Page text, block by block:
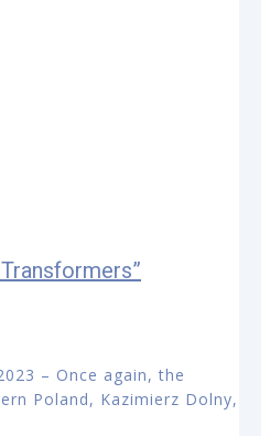
– Once again, the
Poland, Kazimierz Dolny,